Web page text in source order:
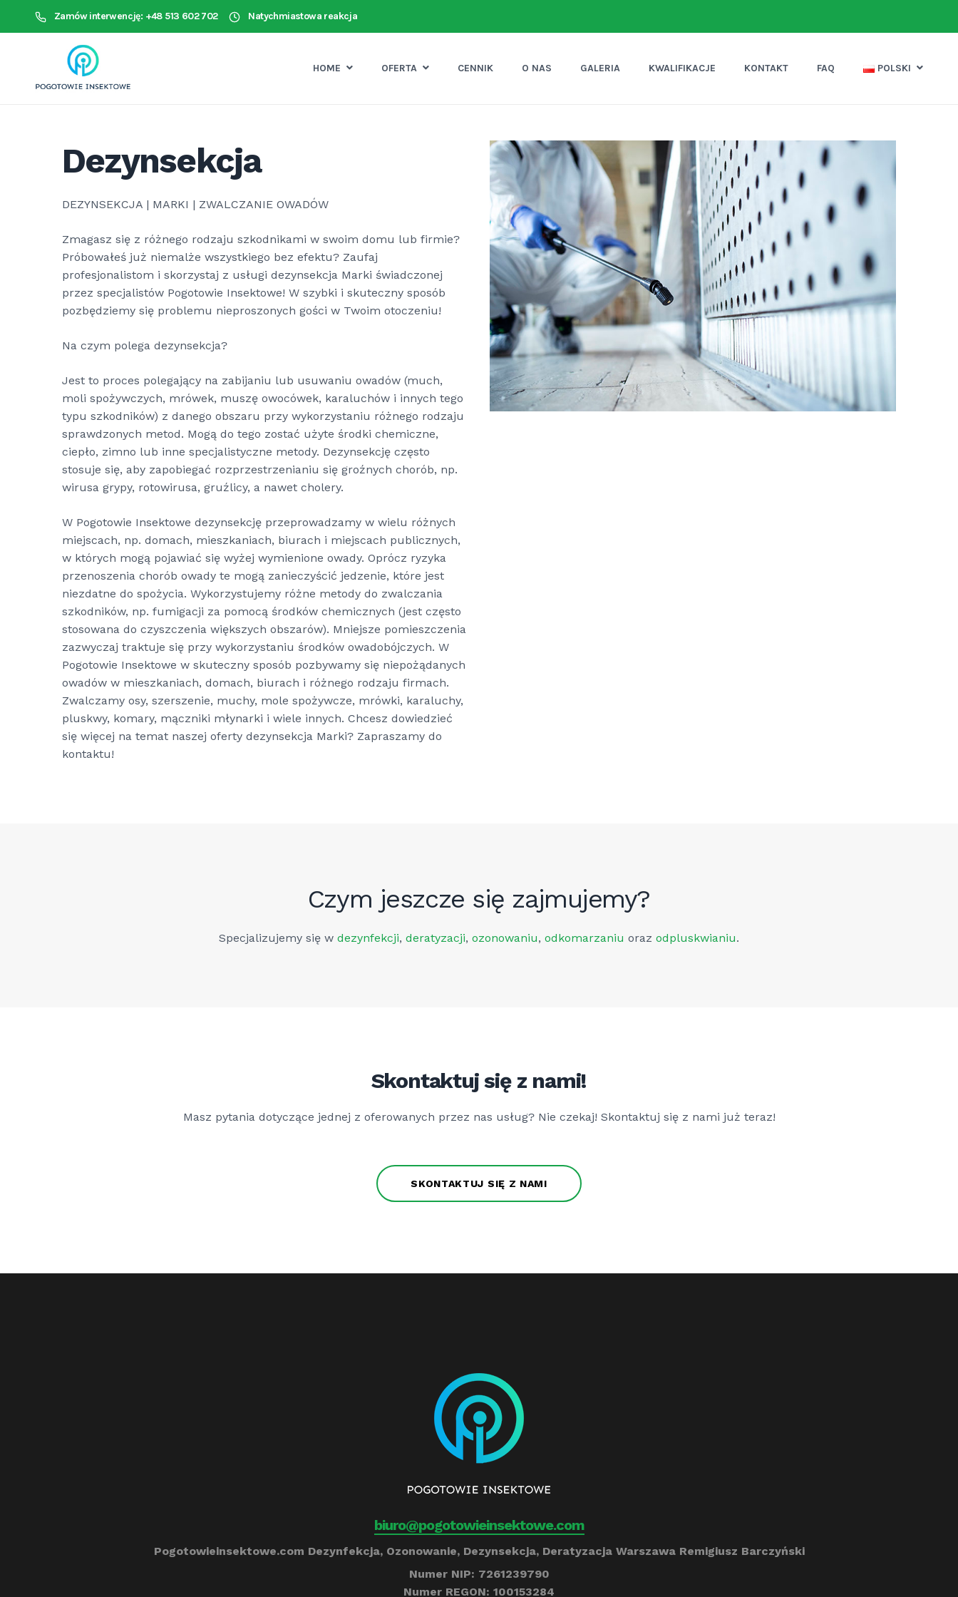
Zamów interwencję: +48 513 602 702 Natychmiastowa reakcja
HOME OFERTA CENNIK O NAS GALERIA KWALIFIKACJE KONTAKT FAQ POLSKI
Dezynsekcja
DEZYNSEKCJA | MARKI | ZWALCZANIE OWADÓW
Zmagasz się z różnego rodzaju szkodnikami w swoim domu lub firmie?
Próbowałeś już niemalże wszystkiego bez efektu? Zaufaj
profesjonalistom i skorzystaj z usługi dezynsekcja Marki świadczonej
przez specjalistów Pogotowie Insektowe! W szybki i skuteczny sposób
pozbędziemy się problemu nieproszonych gości w Twoim otoczeniu!
Na czym polega dezynsekcja?
Jest to proces polegający na zabijaniu lub usuwaniu owadów (much,
moli spożywczych, mrówek, muszę owocówek, karaluchów i innych tego
typu szkodników) z danego obszaru przy wykorzystaniu różnego rodzaju
sprawdzonych metod. Mogą do tego zostać użyte środki chemiczne,
ciepło, zimno lub inne specjalistyczne metody. Dezynsekcję często
stosuje się, aby zapobiegać rozprzestrzenianiu się groźnych chorób, np.
wirusa grypy, rotowirusa, gruźlicy, a nawet cholery.
W Pogotowie Insektowe dezynsekcję przeprowadzamy w wielu różnych
miejscach, np. domach, mieszkaniach, biurach i miejscach publicznych,
w których mogą pojawiać się wyżej wymienione owady. Oprócz ryzyka
przenoszenia chorób owady te mogą zanieczyścić jedzenie, które jest
niezdatne do spożycia. Wykorzystujemy różne metody do zwalczania
szkodników, np. fumigacji za pomocą środków chemicznych (jest często
stosowana do czyszczenia większych obszarów). Mniejsze pomieszczenia
zazwyczaj traktuje się przy wykorzystaniu środków owadobójczych. W
Pogotowie Insektowe w skuteczny sposób pozbywamy się niepożądanych
owadów w mieszkaniach, domach, biurach i różnego rodzaju firmach.
Zwalczamy osy, szerszenie, muchy, mole spożywcze, mrówki, karaluchy,
pluskwy, komary, mączniki młynarki i wiele innych. Chcesz dowiedzieć
się więcej na temat naszej oferty dezynsekcja Marki? Zapraszamy do
kontaktu!
Czym jeszcze się zajmujemy?
Specjalizujemy się w dezynfekcji, deratyzacji, ozonowaniu, odkomarzaniu oraz odpluskwianiu.
Skontaktuj się z nami!
Masz pytania dotyczące jednej z oferowanych przez nas usług? Nie czekaj! Skontaktuj się z nami już teraz!
SKONTAKTUJ SIĘ Z NAMI
biuro@pogotowieinsektowe.com
Pogotowieinsektowe.com Dezynfekcja, Ozonowanie, Dezynsekcja, Deratyzacja Warszawa Remigiusz Barczyński
Numer NIP: 7261239790
Numer REGON: 100153284